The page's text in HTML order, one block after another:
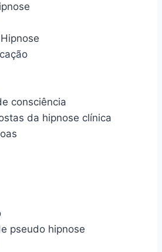
consciência
da hipnose clínica
pseudo hipnose